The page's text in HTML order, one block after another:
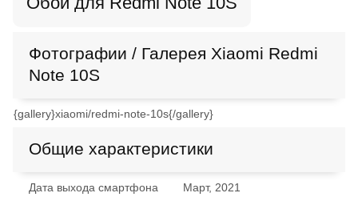
Фотографии / Галерея Xiaomi Redmi
Note 10S
{gallery}xiaomi/redmi-note-10s{/gallery}
Общие характеристики
Дата выхода смартфона Март, 2021